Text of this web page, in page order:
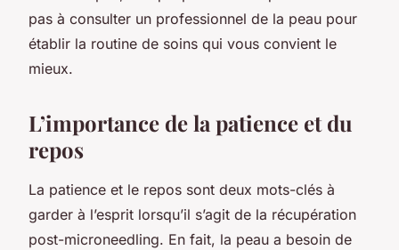
pas à consulter un professionnel de la peau pour
établir la routine de soins qui vous convient le
mieux.
L’importance de la patience et du
repos
La patience et le repos sont deux mots-clés à
garder à l’esprit lorsqu’il s’agit de la récupération
post-microneedling. En fait, la peau a besoin de